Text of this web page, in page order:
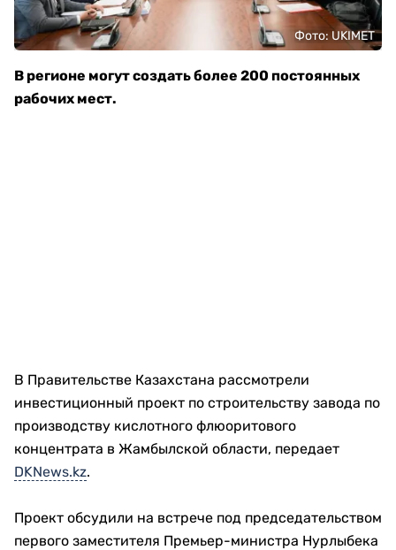
Фото: UKIMET
В регионе могут создать более 200 постоянных
рабочих мест.
В Правительстве Казахстана рассмотрели
инвестиционный проект по строительству завода по
производству кислотного флюоритового
концентрата в Жамбылской области, передает
DKNews.kz.
Проект обсудили на встрече под председательством
первого заместителя Премьер-министра Нурлыбека